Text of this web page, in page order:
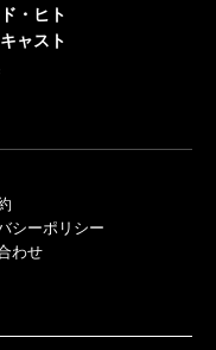
・ヒト
ャスト
シーポリシー
わせ